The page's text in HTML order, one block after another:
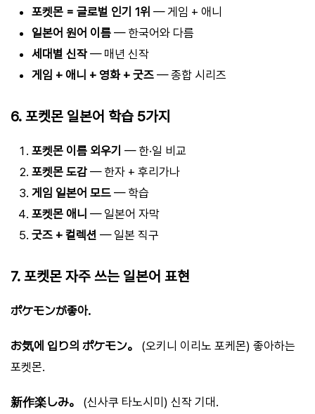
포켓몬 = 글로벌 인기 1위 — 게임 + 애니
일본어 원어 이름 — 한국어와 다름
세대별 신작 — 매년 신작
게임 + 애니 + 영화 + 굿즈 — 종합 시리즈
6. 포켓몬 일본어 학습 5가지
포켓몬 이름 외우기 — 한·일 비교
포켓몬 도감 — 한자 + 후리가나
게임 일본어 모드 — 학습
포켓몬 애니 — 일본어 자막
굿즈 + 컬렉션 — 일본 직구
7. 포켓몬 자주 쓰는 일본어 표현
ポケモンが좋아.
お気에 입り의 ポケモン。
(오키니 이리노 포케몬) 좋아하는
포켓몬.
新作楽しみ。 (신사쿠 타노시미) 신작 기대.